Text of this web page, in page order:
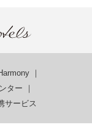
｜
ター ｜
サービス